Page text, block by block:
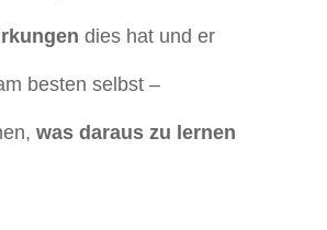
dies hat und er
besten selbst –
was daraus zu lernen